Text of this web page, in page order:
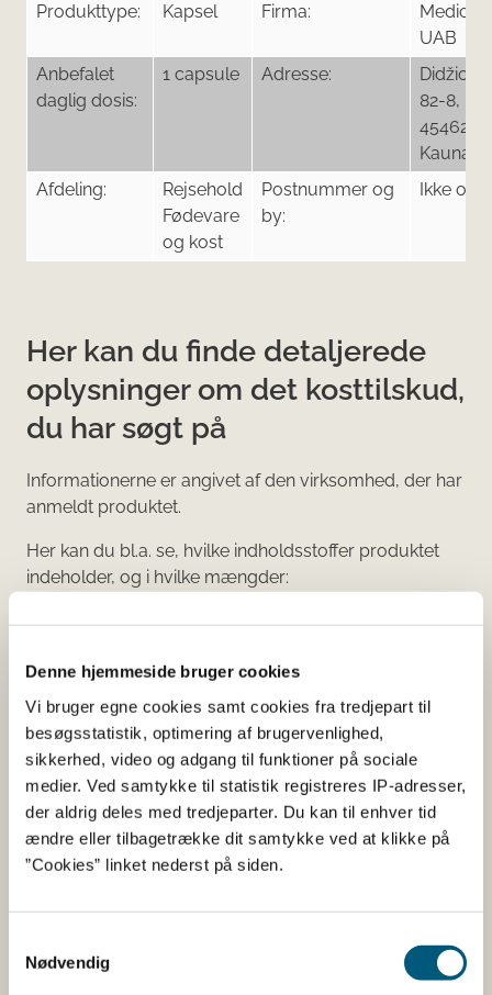
Denne hjemmeside bruger cookies
Vi bruger egne cookies samt cookies fra tredjepart til
besøgsstatistik, optimering af brugervenlighed,
sikkerhed, video og adgang til funktioner på sociale
medier. Ved samtykke til statistik registreres IP-adresser,
der aldrig deles med tredjeparter. Du kan til enhver tid
ændre eller tilbagetrække dit samtykke ved at klikke på
”Cookies” linket nederst på siden.
Nødvendig
Produkttype: Kapsel Firma:
UAB
Anbefalet
daglig dosis:
1 capsule Adresse:
Didžioji
82-8, LT-
45462
Kaunas
Afdeling:
Rejsehold
Fødevare
og kost
Postnummer og
by:
Ikke
Her kan du finde detaljerede
oplysninger om det kosttilskud,
du har søgt på
Informationerne er angivet af den virksomhed, der har
anmeldt produktet.
Her kan du bl.a. se, hvilke indholdsstoffer produktet
indeholder, og i hvilke mængder:
Vitaminer og mineraler.
mineraler med ernæringsmæssig eller
fysiologisk virkning.
Tilsætningsstoffer og aromaer.
Øvrige ingredienser.
Du kan som forbruger læse mere om kosttilskud
her
virksomhed, som har anmeldt produktet. Hvis du
virksomhedens smiley-status og de seneste